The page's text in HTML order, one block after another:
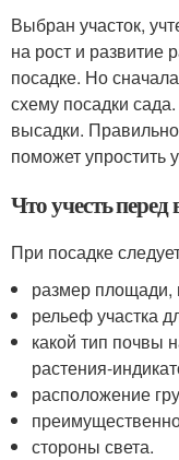
Выбран участок,
на рост и развитие
посадке. Но
схему посадки
высадки.
поможет упростить
Что учесть
При посадке
размер площади,
рельеф участка
какой тип почвы
растения-
расположение
стороны света.